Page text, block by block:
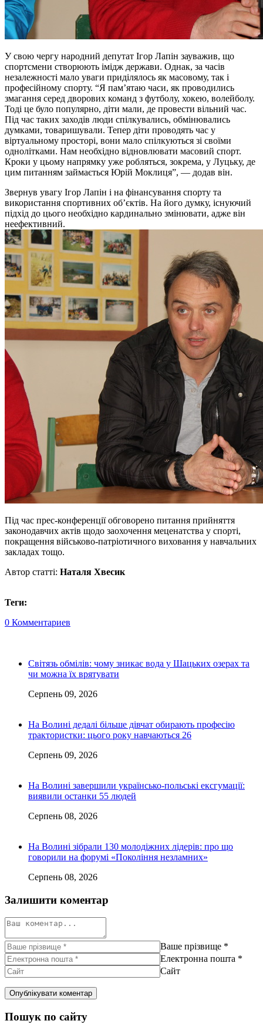
У свою чергу народний депутат Ігор Лапін зауважив, що
спортсмени створюють імідж держави. Однак, за часів
незалежності мало уваги приділялось як масовому, так і
професійному спорту. “Я пам’ятаю часи, як проводились
змагання серед дворових команд з футболу, хокею, волейболу.
Тоді це було популярно, діти мали, де провести вільний час.
Під час таких заходів люди спілкувались, обмінювались
думками, товаришували. Тепер діти проводять час у
віртуальному просторі, вони мало спілкуються зі своїми
однолітками. Нам необхідно відновлювати масовий спорт.
Кроки у цьому напрямку уже робляться, зокрема, у Луцьку, де
цим питанням займається Юрій Моклиця”, — додав він.
Звернув увагу Ігор Лапін і на фінансування спорту та
використання спортивних об’єктів. На його думку, існуючий
підхід до цього необхідно кардинально змінювати, адже він
неефективний.
Під час прес-конференції обговорено питання прийняття
законодавчих актів щодо заохочення меценатства у спорті,
покращення військово-патріотичного виховання у навчальних
закладах тощо.
Автор статті: Наталя Хвесик
Теги:
0 Комментариев
Світязь обмілів: чому зникає вода у Шацьких озерах та
чи можна їх врятувати
Серпень 09, 2026
На Волині дедалі більше дівчат обирають професію
трактористки: цього року навчаються 26
Серпень 09, 2026
На Волині завершили українсько-польські ексгумації:
виявили останки 55 людей
Серпень 08, 2026
На Волині зібрали 130 молодіжних лідерів: про що
говорили на форумі «Покоління незламних»
Серпень 08, 2026
Залишити коментар
Ваше прізвище *
Електронна пошта *
Сайт
Пошук по сайту